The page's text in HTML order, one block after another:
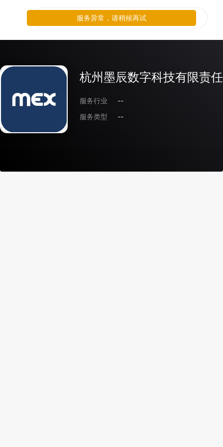
杭州墨辰数字科技有限责
服务行业
--
服务类型
--
服务异常，请稍候再试